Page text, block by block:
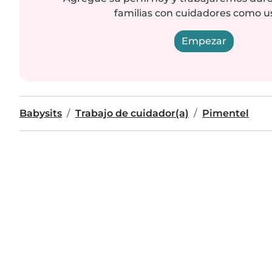
familias con cuidadores como
Empezar
Babysits Trabajo de cuidador(a) Pimentel